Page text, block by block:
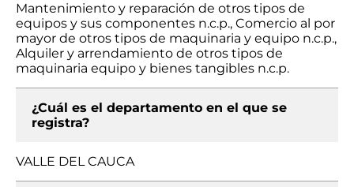
Mantenimiento y reparación de otros tipos de
equipos y sus componentes n.c.p., Comercio al por
mayor de otros tipos de maquinaria y equipo n.c.p.,
Alquiler y arrendamiento de otros tipos de
maquinaria equipo y bienes tangibles n.c.p.
¿Cuál es el departamento en el que se
registra?
VALLE DEL CAUCA